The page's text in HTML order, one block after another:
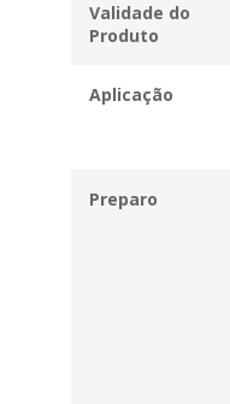
Validade do
Produto
Aplicação
Preparo